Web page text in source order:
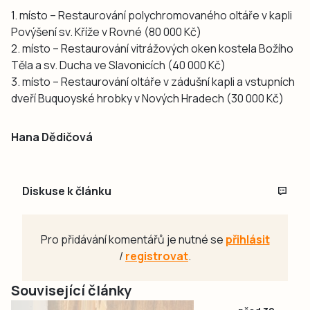
1. místo – Restaurování polychromovaného oltáře v kapli
Povýšení sv. Kříže v Rovné (80 000 Kč)
2. místo – Restaurování vitrážových oken kostela Božího
Těla a sv. Ducha ve Slavonicích (40 000 Kč)
3. místo – Restaurování oltáře v zádušní kapli a vstupních
dveří Buquoyské hrobky v Nových Hradech (30 000 Kč)
Hana Dědičová
Diskuse k článku
Pro přidávání komentářů je nutné se přihlásit
/registrovat.
Související články